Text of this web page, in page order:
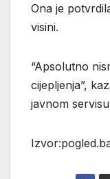
Ona je
visini.
“Apsolutno
cijepljenja”,
javnom